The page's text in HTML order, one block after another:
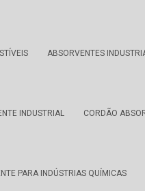
ABSORVENTES
INDUSTRIAL CORDÃO
PARA INDÚSTRIAS QUÍMICAS